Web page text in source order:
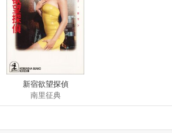
新宿欲望探偵
南里征典